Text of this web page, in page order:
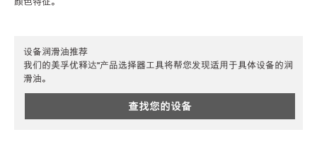
设备润滑油推荐
我们的美孚优释达℠产品选择器工具将帮您发现适用于具体设备的润
滑油。
查找您的设备